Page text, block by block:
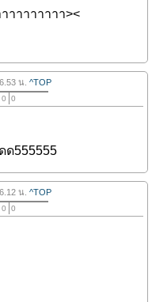
าาาาาาาา><
น. ^TOP
0 0
ด555555
น. ^TOP
0 0